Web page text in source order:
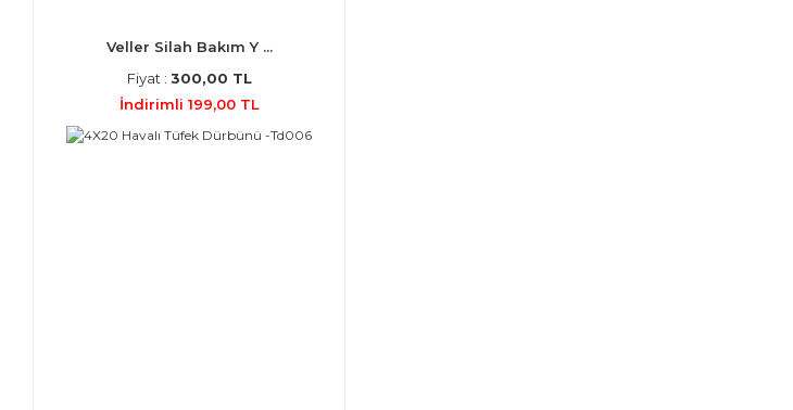
Veller Silah Bakım Y ...
Fiyat : 300,00 TL
İndirimli 199,00 TL